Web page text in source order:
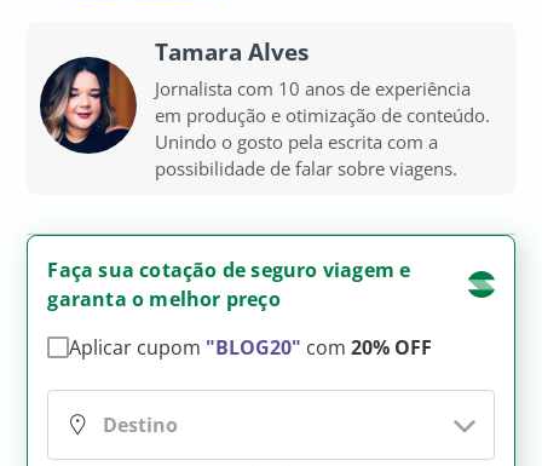
Tamara Alves
Jornalista com 10 anos de experiência
em produção e otimização de conteúdo.
Unindo o gosto pela escrita com a
possibilidade de falar sobre viagens.
Faça sua cotação de seguro viagem e
garanta o melhor preço
Aplicar cupom "BLOG20" com20% OFF